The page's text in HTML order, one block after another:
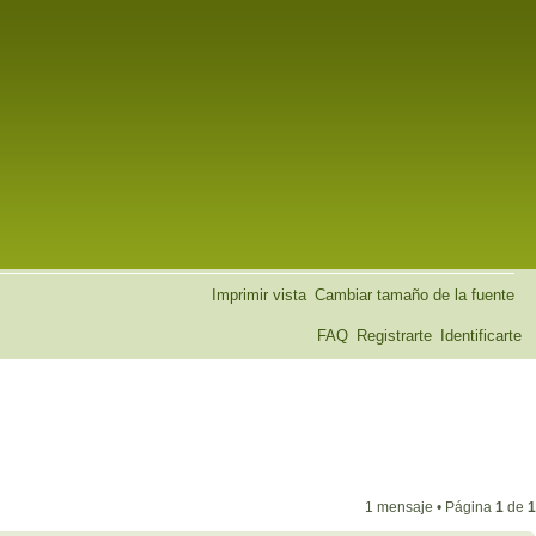
Cambiar tamaño de la fuente
Imprimir vista
FAQ Registrarte Identificarte
1 mensaje • Página 1 de 1